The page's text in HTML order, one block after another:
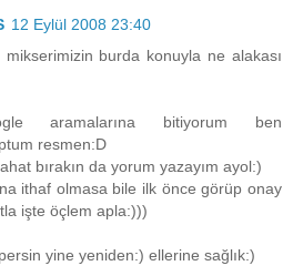
12 Eylül 2008 23:40
burda konuyla ne alakası
aramalarına bitiyorum ben
resmen:D
bırakın da yorum yazayım ayol:)
ithaf olmasa bile ilk önce görüp onay
işte öçlem apla:)))
yine yeniden:) ellerine sağlık:)